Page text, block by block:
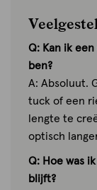
Q: Kan ik
ben?
A: Absoluut.
tuck of een
lengte te
optisch
Q: Hoe was
blijft?